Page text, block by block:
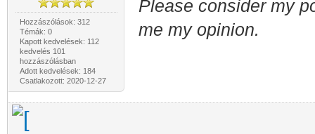
Hozzászólások: 312
Témák: 0
Kapott kedvelések: 112
kedvelés 101
hozzászólásban
Adott kedvelések: 184
Csatlakozott: 2020-12-27
Please consider my
me my opinion.